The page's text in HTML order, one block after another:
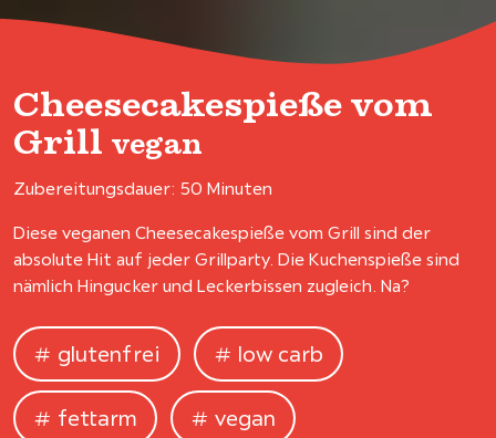
Cheesecakespieße vom
Grill vegan
Zubereitungsdauer: 50 Minuten
Diese veganen Cheesecakespieße vom Grill sind der
absolute Hit auf jeder Grillparty. Die Kuchenspieße sind
nämlich Hingucker und Leckerbissen zugleich. Na?
glutenfrei low carb
fettarm vegan